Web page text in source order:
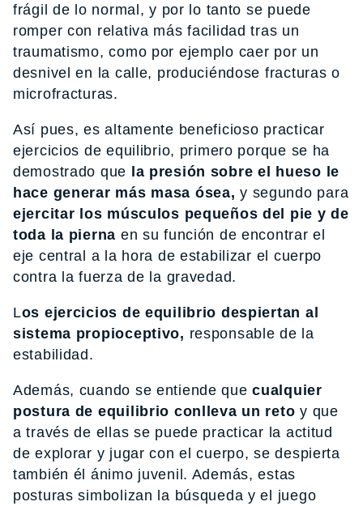
frágil de lo normal, y por lo tanto se puede
romper con relativa más facilidad tras un
traumatismo, como por ejemplo caer por un
desnivel en la calle, produciéndose fracturas o
microfracturas.
Así pues, es altamente beneficioso practicar
ejercicios de equilibrio, primero porque se ha
demostrado que la presión sobre el hueso le
hace generar más masa ósea, y segundo para
ejercitar los músculos pequeños del pie y de
toda la pierna en su función de encontrar el
eje central a la hora de estabilizar el cuerpo
contra la fuerza de la gravedad.
Los ejercicios de equilibrio despiertan al
sistema propioceptivo, responsable de la
estabilidad.
Además, cuando se entiende quecualquier
postura de equilibrio conlleva un reto y que
a través de ellas se puede practicar la actitud
de explorar y jugar con el cuerpo, se despierta
también él ánimo juvenil. Además, estas
posturas simbolizan la búsqueda y el juego